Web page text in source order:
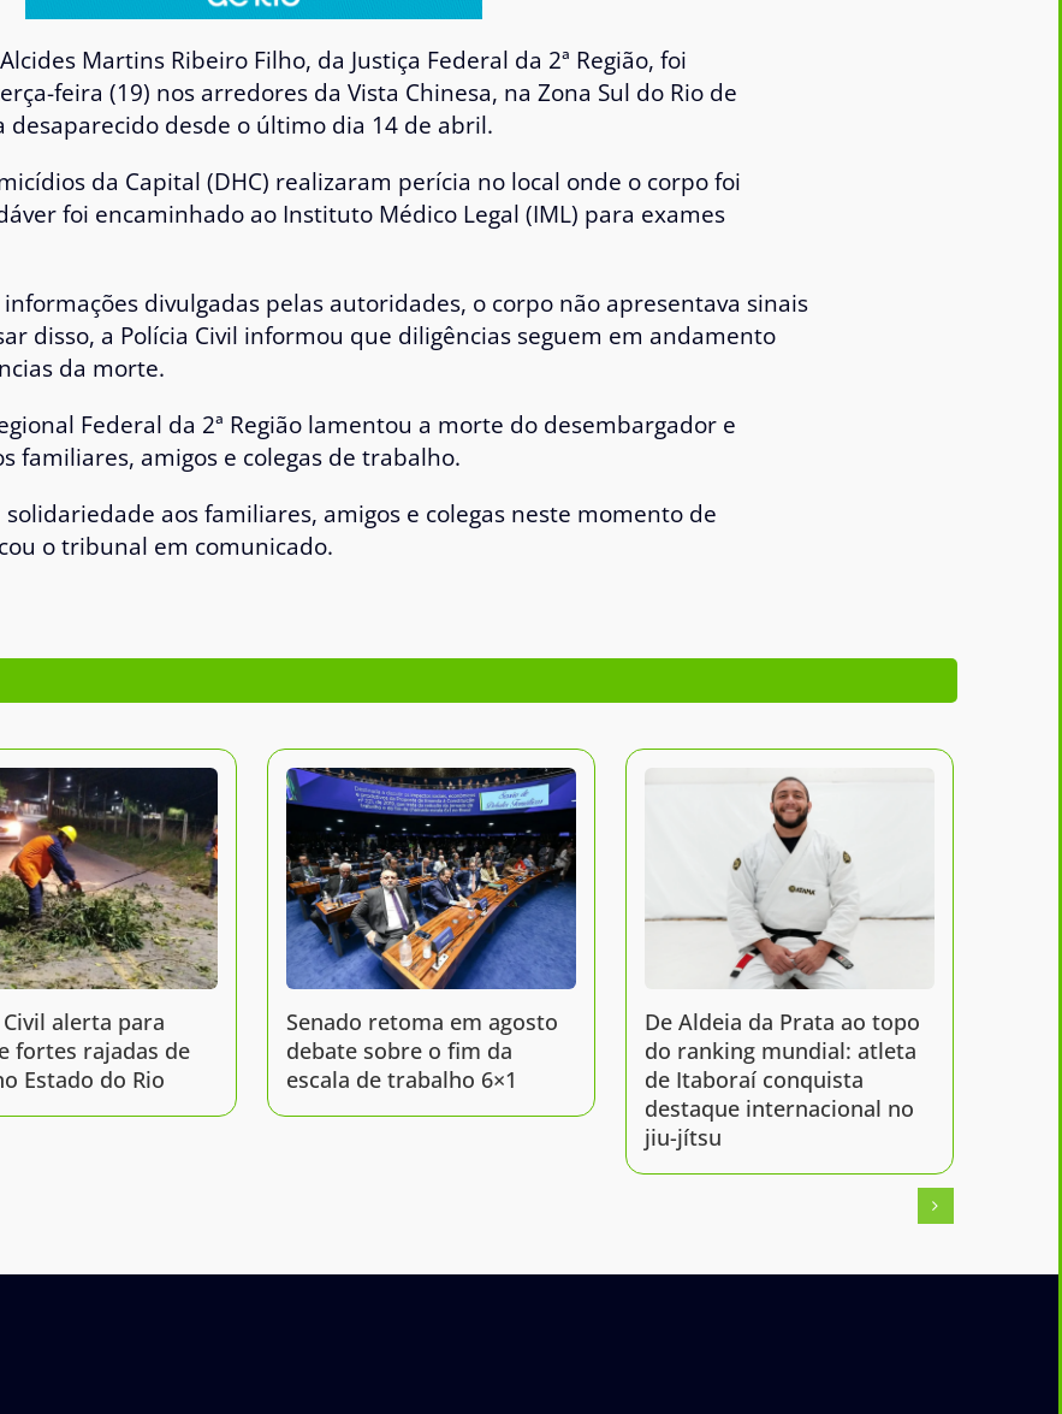
Alcides Martins Ribeiro Filho, da Justiça Federal da 2ª Região, foi
feira (19) nos arredores daVista Chinesa, na Zona Sul do Rio de
desaparecido desde o último dia 14 de abril.
da Capital (DHC) realizaram perícia no local onde o corpo foi
foi encaminhado ao Instituto Médico Legal (IML) para exames
divulgadas pelas autoridades, o corpo não apresentava sinais
disso, a Polícia Civil informou que diligências seguem em andamento
da morte.
Federal da 2ª Região lamentou a morte do desembargador e
familiares, amigos e colegas de trabalho.
solidariedade aos familiares, amigos e colegas neste momento de
o tribunal em comunicado.
Civil alerta para
fortes rajadas de
Estado do Rio
Senado retoma em agosto
debate sobre o fim da
escala de trabalho 6×1
De Aldeia da Prata ao topo
do ranking mundial: atleta
de Itaboraí conquista
destaque internacional no
jiu-jítsu